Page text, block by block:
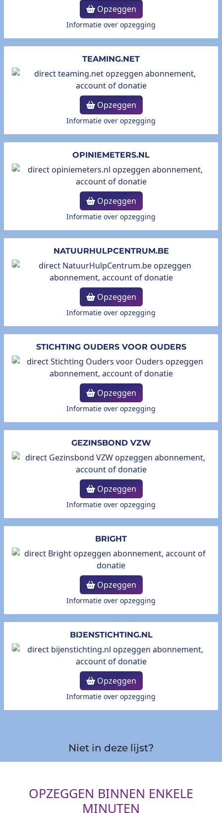
Opzeggen
Informatie over opzegging
TEAMING.NET
Opzeggen
Informatie over opzegging
OPINIEMETERS.NL
Opzeggen
Informatie over opzegging
NATUURHULPCENTRUM.BE
Opzeggen
Informatie over opzegging
STICHTING OUDERS VOOR OUDERS
Opzeggen
Informatie over opzegging
GEZINSBOND VZW
Opzeggen
Informatie over opzegging
BRIGHT
Opzeggen
Informatie over opzegging
BIJENSTICHTING.NL
Opzeggen
Informatie over opzegging
Niet in deze lijst?
OPZEGGEN BINNEN ENKELE
MINUTEN